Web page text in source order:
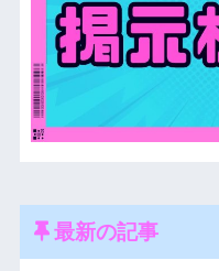
最新の記事